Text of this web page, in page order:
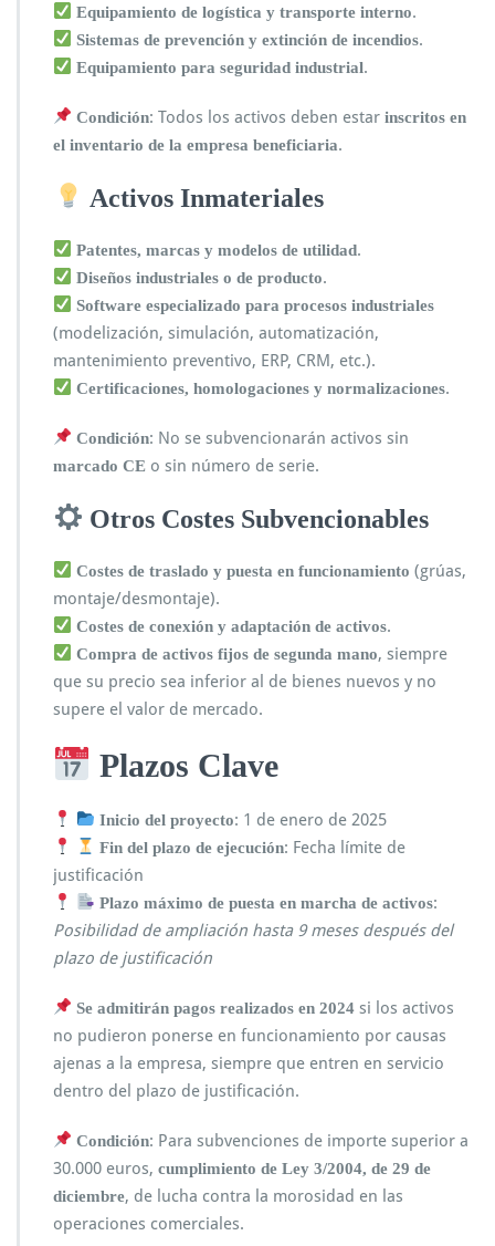
Equipamiento de logística y transporte interno.
Sistemas de prevención y extinción de incendios.
Equipamiento para seguridad industrial.
Condición: Todos los activos deben estarinscritos en
el inventario de la empresa beneficiaria.
Activos Inmateriales
Patentes, marcas y modelos de utilidad.
Diseños industriales o de producto.
Software especializado para procesos industriales
(modelización, simulación, automatización,
mantenimiento preventivo, ERP, CRM, etc.).
Certificaciones, homologaciones y normalizaciones.
Condición: No se subvencionarán activos sin
marcado CE o sin número de serie.
Otros Costes Subvencionables
Costes de traslado y puesta en funcionamiento (grúas,
montaje/desmontaje).
Costes de conexión y adaptación de activos.
Compra de activos fijos de segunda mano, siempre
que su precio sea inferior al de bienes nuevos y no
supere el valor de mercado.
Plazos Clave
Inicio del proyecto: 1 de enero de 2025
Fin del plazo de ejecución: Fecha límite de
justificación
Plazo máximo de puesta en marcha de activos:
Posibilidad de ampliación hasta 9 meses después del
plazo de justificación
Se admitirán pagos realizados en 2024 si los activos
no pudieron ponerse en funcionamiento por causas
ajenas a la empresa, siempre que entren en servicio
dentro del plazo de justificación.
Condición: Para subvenciones de importe superior a
30.000 euros, cumplimiento de Ley 3/2004, de 29 de
diciembre, de lucha contra la morosidad en las
operaciones comerciales.